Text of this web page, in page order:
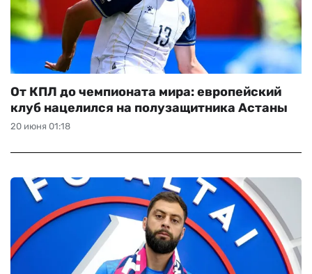
20 июня 01:18
От КПЛ до чемпионата мира: европейский
клуб нацелился на полузащитника Астаны